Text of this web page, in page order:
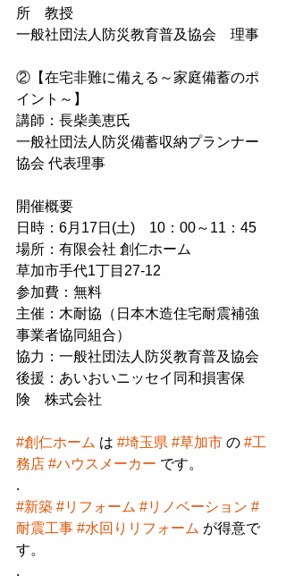
所　教授
一般社団法人防災教育普及協会　理事
②【在宅非難に備える～家庭備蓄のポ
イント～】
講師：長柴美恵氏
一般社団法人防災備蓄収納プランナー
協会 代表理事
開催概要
日時：6月17日(土)　10：00～11：45
場所：有限会社 創仁ホーム
草加市手代1丁目27-12
参加費：無料
主催：木耐協（日本木造住宅耐震補強
事業者協同組合）
協力：一般社団法人防災教育普及協会
後援：あいおいニッセイ同和損害保
険　株式会社
#創仁ホーム は #埼玉県 #草加市 の #工
務店 #ハウスメーカー です。
.
#新築 #リフォーム #リノベーション #
耐震工事 #水回りリフォーム が得意で
す。
.